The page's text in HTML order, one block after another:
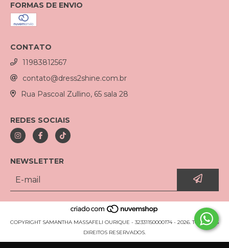
FORMAS DE ENVIO
CONTATO
11983812567
contato@dress2shine.com.br
Rua Pascoal Zullino, 65 sala 28
REDES SOCIAIS
NEWSLETTER
COPYRIGHT SAMANTHA MASSAFELI OURIQUE - 32331150000174 - 2026. TODOS OS
DIREITOS RESERVADOS.